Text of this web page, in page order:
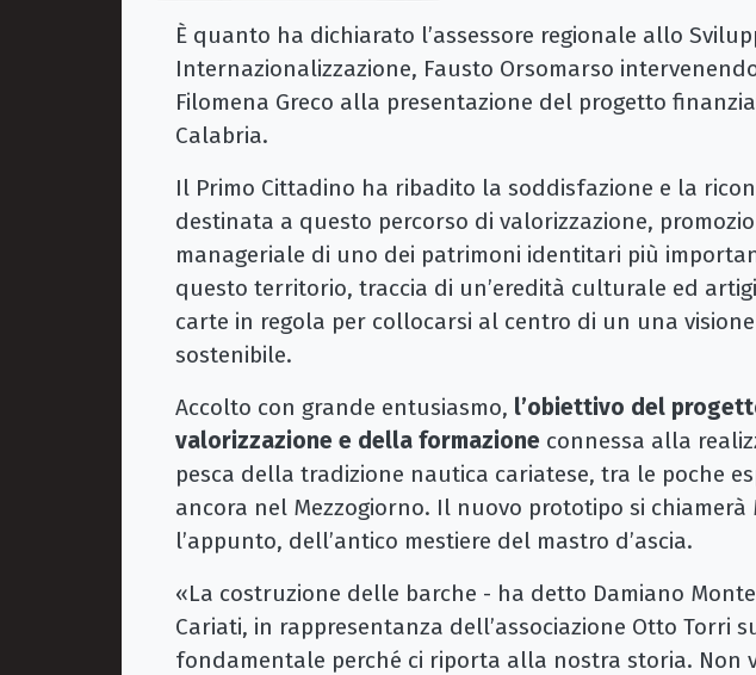
È quanto ha dichiarato l’assessore regionale allo
Internazionalizzazione, Fausto Orsomarso
Filomena Greco alla presentazione del progetto
Calabria.
Il Primo Cittadino ha ribadito la soddisfazione e la
destinata a questo percorso di valorizzazione,
manageriale di uno dei patrimoni identitari più
questo territorio, traccia di un’eredità culturale ed
carte in regola per collocarsi al centro di un una
sostenibile.
Accolto con grande entusiasmo, l’obiettivo del
valorizzazione e della formazione connessa alla
pesca della tradizione nautica cariatese, tra le poche
ancora nel Mezzogiorno. Il nuovo prototipo si chiamerà
l’appunto, dell’antico mestiere del mastro d’ascia.
«La costruzione delle barche - ha detto Damiano
Cariati, in rappresentanza dell’associazione Otto Torri
fondamentale perché ci riporta alla nostra storia. Non